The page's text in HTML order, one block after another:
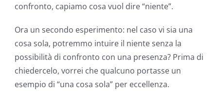
confronto, capiamo cosa vuol dire “niente”.
Ora un secondo esperimento: nel caso vi sia una
cosa sola, potremmo intuire il niente senza la
possibilità di confronto con una presenza? Prima di
chiedercelo, vorrei che qualcuno portasse un
esempio di “una cosa sola” per eccellenza.